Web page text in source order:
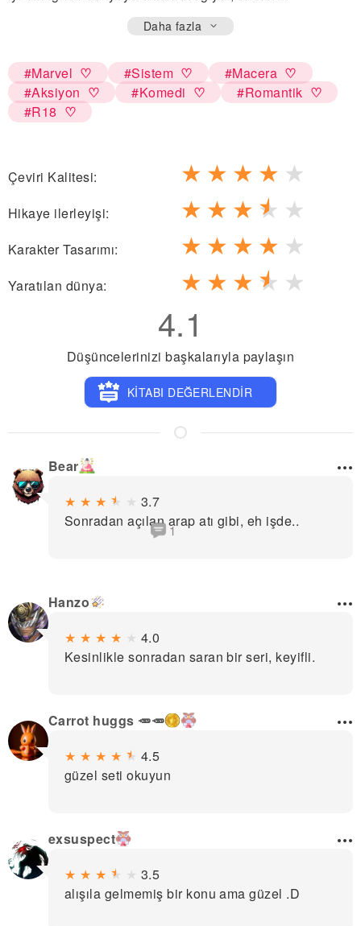
Daha fazla
#Marvel #Sistem
#Macera
#Aksiyon
#Komedi
#Romantik
#R18
Çeviri Kalitesi: ★ ★ ★ ★ ★
Hikaye ilerleyişi: ★ ★ ★ ★ ★
Karakter Tasarımı: ★ ★ ★ ★ ★
Yaratılan dünya: ★ ★ ★ ★ ★
4.1
Düşüncelerinizi başkalarıyla paylaşın
KİTABI DEĞERLENDİR
Bear
★ ★ ★ ★ ★ 3.7
Sonradan açılan arap atı gibi, eh işde..
1
Hanzo
★ ★ ★ ★ ★ 4.0
Kesinlikle sonradan saran bir seri, keyifli.
Carrot huggs 🥕🥕
★ ★ ★ ★ ★ 4.5
güzel seti okuyun
exsuspect
★ ★ ★ ★ ★ 3.5
alışıla gelmemiş bir konu ama güzel .D